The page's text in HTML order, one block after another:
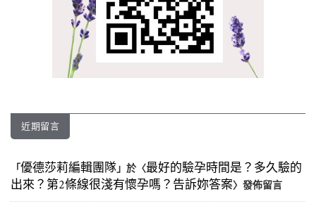
近期留言
「優德莎莉編輯團隊」於〈最好的驗孕時間是？多久驗的
出來？第2條線很淺有懷孕嗎？告訴妳答案〉發佈留言